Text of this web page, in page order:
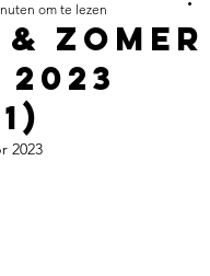
zomer
om te lezen
2023